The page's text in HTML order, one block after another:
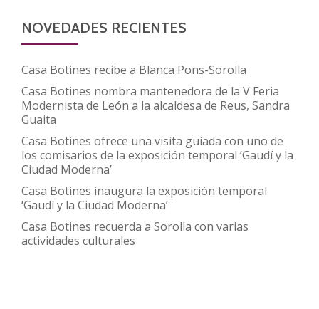
marzo
NOVEDADES RECIENTES
Casa Botines recibe a Blanca Pons-Sorolla
Casa Botines nombra mantenedora de la V Feria
Modernista de León a la alcaldesa de Reus, Sandra
Guaita
Casa Botines ofrece una visita guiada con uno de
los comisarios de la exposición temporal ‘Gaudí y la
Ciudad Moderna’
Casa Botines inaugura la exposición temporal
‘Gaudí y la Ciudad Moderna’
Casa Botines recuerda a Sorolla con varias
actividades culturales